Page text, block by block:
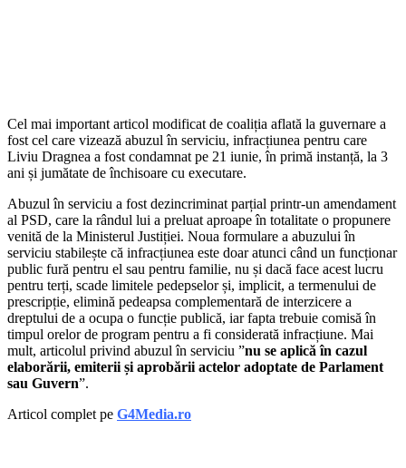
Cel mai important articol modificat de coaliția aflată la guvernare a
fost cel care vizează abuzul în serviciu, infracțiunea pentru care
Liviu Dragnea a fost condamnat pe 21 iunie, în primă instanță, la 3
ani și jumătate de închisoare cu executare.
Abuzul în serviciu a fost dezincriminat parțial printr-un amendament
al PSD, care la rândul lui a preluat aproape în totalitate o propunere
venită de la Ministerul Justiției. Noua formulare a abuzului în
serviciu stabilește că infracțiunea este doar atunci când un funcționar
public fură pentru el sau pentru familie, nu și dacă face acest lucru
pentru terți, scade limitele pedepselor și, implicit, a termenului de
prescripție, elimină pedeapsa complementară de interzicere a
dreptului de a ocupa o funcție publică, iar fapta trebuie comisă în
timpul orelor de program pentru a fi considerată infracțiune. Mai
mult, articolul privind abuzul în serviciu ”nu se aplică în cazul
elaborării, emiterii și aprobării actelor adoptate de Parlament
sau Guvern”.
Articol complet pe G4Media.ro